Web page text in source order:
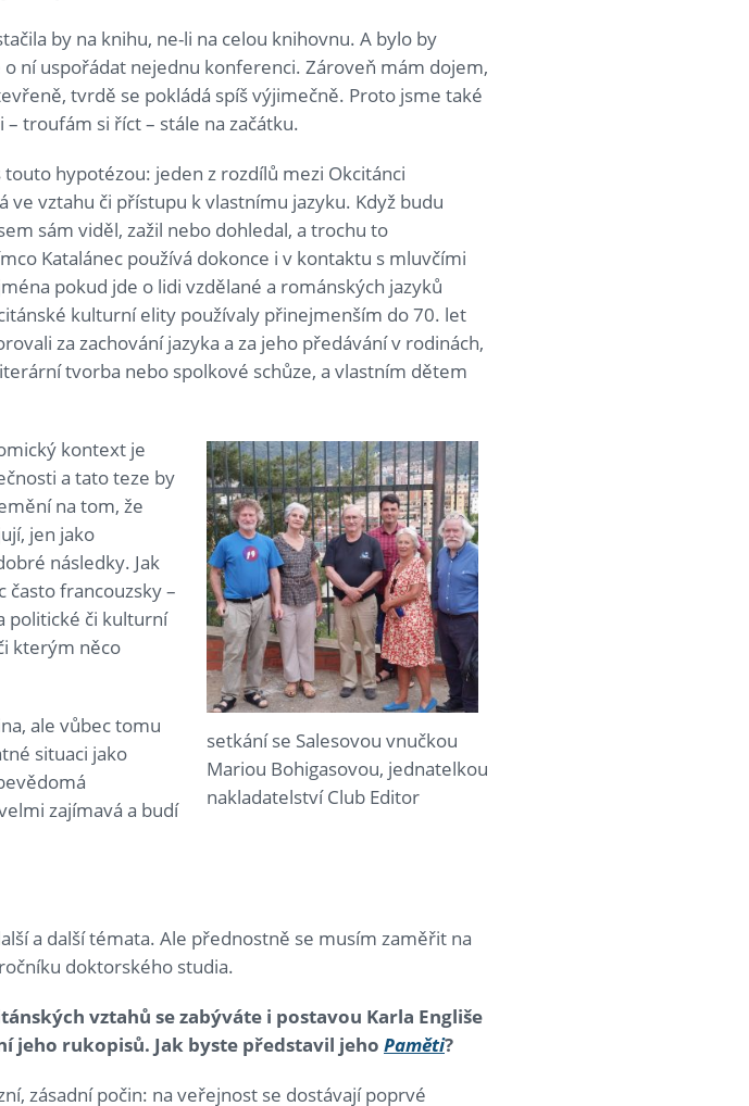
by na knihu, ne-li na celou knihovnu. A bylo by
ní uspořádat nejednu konferenci. Zároveň mám dojem,
tvrdě se pokládá spíš výjimečně. Proto jsme také
– troufám si říct – stále na začátku.
hypotézou: jeden z rozdílů mezi Okcitánci
ve vztahu či přístupu k vlastnímu jazyku. Když budu
sám viděl, zažil nebo dohledal, a trochu to
Katalánec používá dokonce i v kontaktu s mluvčími
pokud jde o lidi vzdělané a románských jazyků
kulturní elity používaly přinejmenším do 70. let
za zachování jazyka a za jeho předávání v rodinách,
tvorba nebo spolkové schůze, a vlastním dětem
setkání se Salesovou vnučkou
Mariou Bohigasovou, jednatelkou
nakladatelství Club Editor
kontext je
a tato teze by
na tom, že
jen jako
následky. Jak
často francouzsky –
politické či kulturní
kterým něco
ale vůbec tomu
situaci jako
zajímavá a budí
a další témata. Ale přednostně se musím zaměřit na
doktorského studia.
vztahů se zabýváte i postavou Karla Engliše
jeho rukopisů. Jak byste představil jeho Paměti?
zásadní počin: na veřejnost se dostávají poprvé